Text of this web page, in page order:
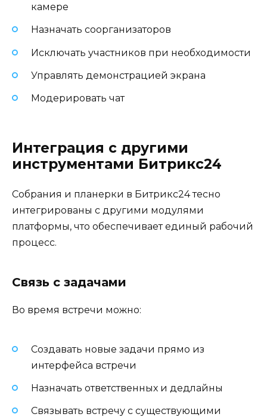
камере
Назначать соорганизаторов
Исключать участников при необходимости
Управлять демонстрацией экрана
Модерировать чат
Интеграция с другими
инструментами Битрикс24
Собрания и планерки в Битрикс24 тесно
интегрированы с другими модулями
платформы, что обеспечивает единый рабочий
процесс.
Связь с задачами
Во время встречи можно:
Создавать новые задачи прямо из
интерфейса встречи
Назначать ответственных и дедлайны
Связывать встречу с существующими